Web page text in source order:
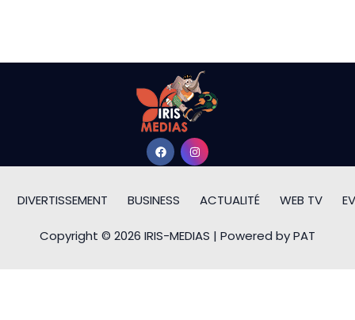
DIVERTISSEMENT BUSINESS ACTUALITÉ WEB TV
Copyright © 2026 IRIS-MEDIAS | Powered by PAT